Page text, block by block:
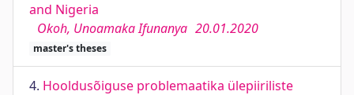
and Nigeria
Okoh, Unoamaka Ifunanya 20.01.2020
master's theses
4. Hooldusõiguse problemaatika ülepiiriliste